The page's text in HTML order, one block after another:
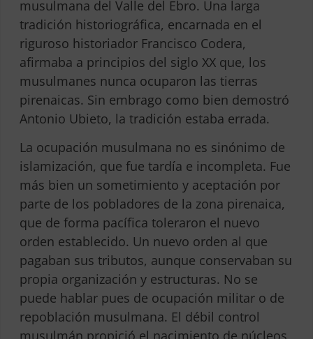
musulmana del Valle del Ebro. Una larga
tradición historiográfica, encarnada en el
riguroso historiador Francisco Codera,
afirmaba a principios del siglo XX que, los
musulmanes nunca ocuparon las tierras
pirenaicas. Sin embrago como bien demostró
Antonio Ubieto, la tradición estaba errada.
La ocupación musulmana no es sinónimo de
islamización, que fue tardía e incompleta. Fue
más bien un sometimiento y aceptación por
parte de los pobladores de la zona pirenaica,
que de forma pacífica toleraron el nuevo
orden establecido. Un nuevo orden al que
pagaban sus tributos, aunque conservaban su
propia organización y estructuras. No se
puede hablar pues de ocupación militar o de
repoblación musulmana. El débil control
Utilizamos cookies analíticas, publicitarias y de
web. Puedes informarte más sobre qué cookies
estamos utilizando o desactivarlas en los
ajustes
Aceptar Rechazar Ajustes